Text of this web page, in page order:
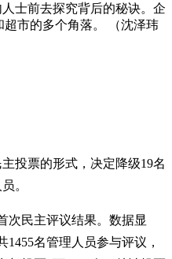
士前去探究背后的秘诀。企
超市的多个角落。 （沈泽玮
投票的形式，决定降级19名
。
次民主评议结果。数据显
1455名管理人员参与评议，